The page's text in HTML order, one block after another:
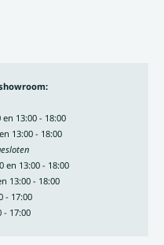
13:00 - 18:00
13:00 - 18:00
en 13:00 - 18:00
13:00 - 18:00
- 17:00
- 17:00